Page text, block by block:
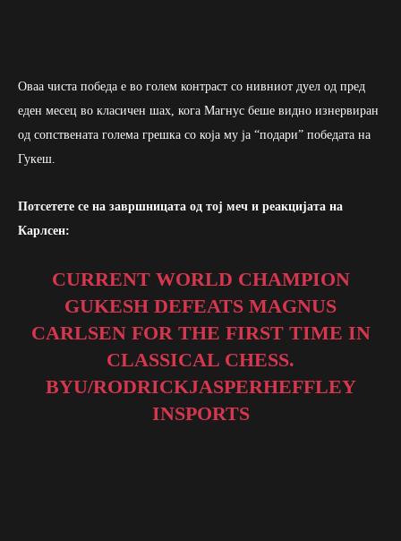
Оваа чиста победа е во голем контраст со нивниот дуел од пред
еден месец во класичен шах, кога Магнус беше видно изнервиран
од сопствената голема грешка со која му ја “подари” победата на
Гукеш.
Потсетете се на завршницата од тој меч и реакцијата на
Карлсен:
CURRENT WORLD CHAMPION
GUKESH DEFEATS MAGNUS
CARLSEN FOR THE FIRST TIME IN
CLASSICAL CHESS.
BYU/RODRICKJASPERHEFFLEY
INSPORTS